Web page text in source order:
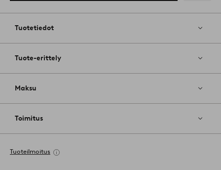
Tuotetiedot
Tuote-erittely
Maksu
Toimitus
Tuoteilmoitus